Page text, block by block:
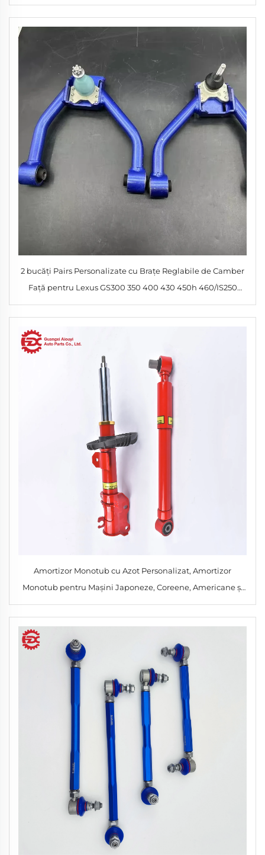
2 bucăți Pairs Personalizate cu Brațe Reglabile de Camber
Față pentru Lexus GS300 350 400 430 450h 460/IS250
350F
Amortizor Monotub cu Azot Personalizat, Amortizor
Monotub pentru Mașini Japoneze, Coreene, Americane și
Europene